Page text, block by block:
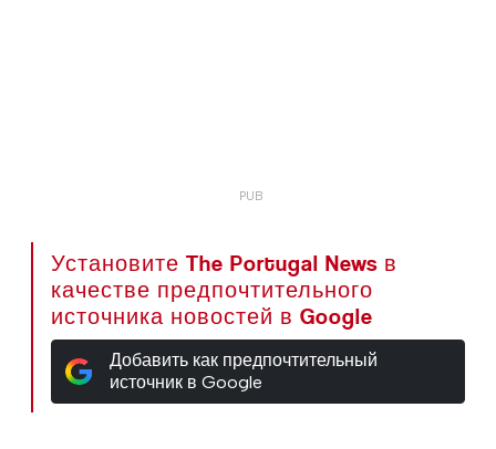
Установите The Portugal News в
качестве предпочтительного
источника новостей в Google
Добавить как предпочтительный
источник в Google